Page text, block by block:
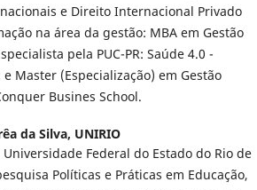
e Direito Internacional Privado
na área da gestão: MBA em Gestão
pela PUC-PR: Saúde 4.0 -
Master (Especialização) em Gestão
Busines School.
da Silva, UNIRIO
Federal do Estado do Rio de
Políticas e Práticas em Educação,